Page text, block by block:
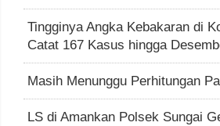
Tingginya Angka Kebakaran di
Catat 167 Kasus hingga
Masih Menunggu Perhitungan
LS di Amankan Polsek Sungai